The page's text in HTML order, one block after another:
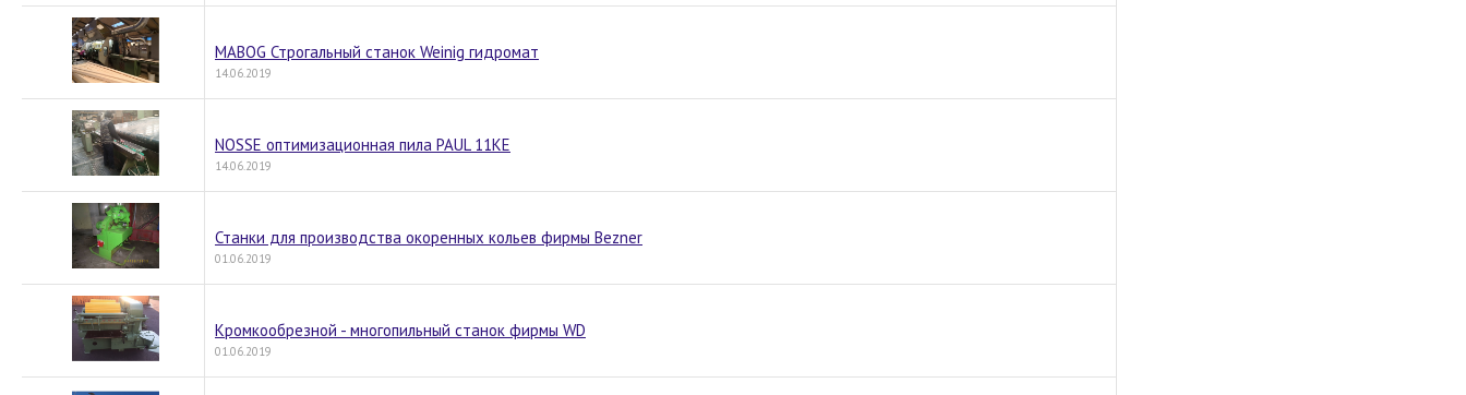
MABOG Строгальный станок Weinig гидромат
14.06.2019
NOSSE оптимизационная пила PAUL 11KE
14.06.2019
Станки для производства окоренных кольев фирмы Bezner
01.06.2019
Кромкообрезной - многопильный станок фирмы WD
01.06.2019